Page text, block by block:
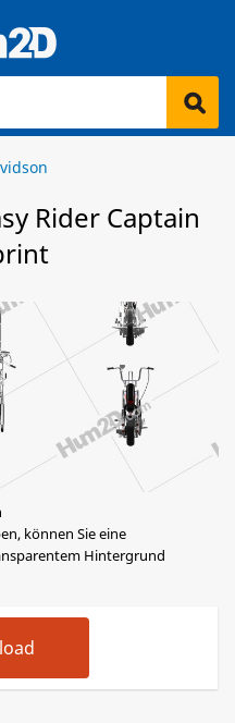
Rider Captain
können Sie eine
Hintergrund